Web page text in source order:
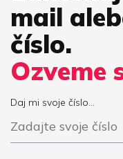
mail
číslo.
Ozveme
Daj mi svoje číslo...